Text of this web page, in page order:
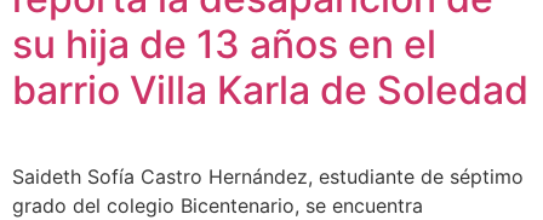
su hija de 13 años en el
barrio Villa Karla de Soledad
Saideth Sofía Castro Hernández, estudiante de séptimo
grado del colegio Bicentenario, se encuentra